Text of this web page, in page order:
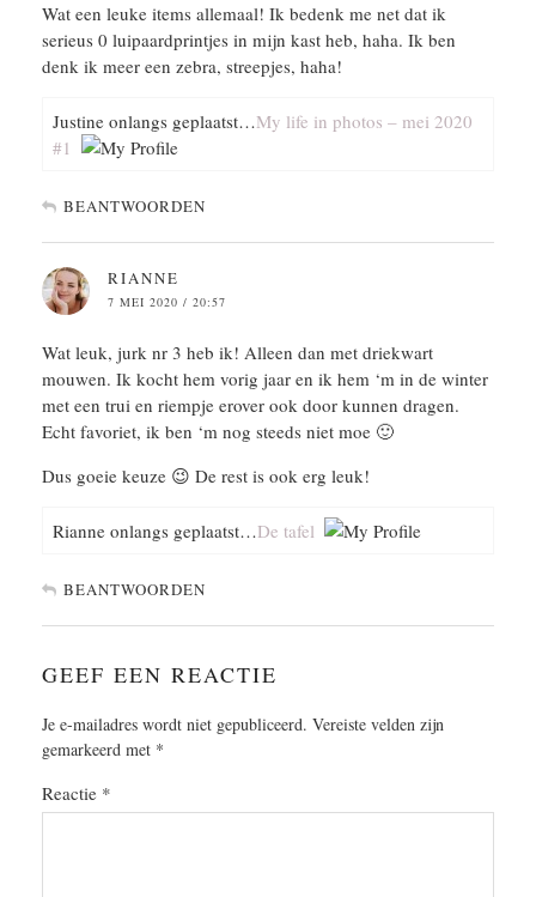
Wat een leuke items allemaal! Ik bedenk me net dat ik
serieus 0 luipaardprintjes in mijn kast heb, haha. Ik ben
denk ik meer een zebra, streepjes, haha!
Justine onlangs geplaatst…My life in photos – mei 2020
#1
BEANTWOORDEN
RIANNE
7 MEI 2020 / 20:57
Wat leuk, jurk nr 3 heb ik! Alleen dan met driekwart
mouwen. Ik kocht hem vorig jaar en ik hem ‘m in de winter
met een trui en riempje erover ook door kunnen dragen.
Echt favoriet, ik ben ‘m nog steeds niet moe 🙂
Dus goeie keuze 😉 De rest is ook erg leuk!
Rianne onlangs geplaatst…De tafel
BEANTWOORDEN
GEEF EEN REACTIE
Je e-mailadres wordt niet gepubliceerd. Vereiste velden zijn
gemarkeerd met *
Reactie *